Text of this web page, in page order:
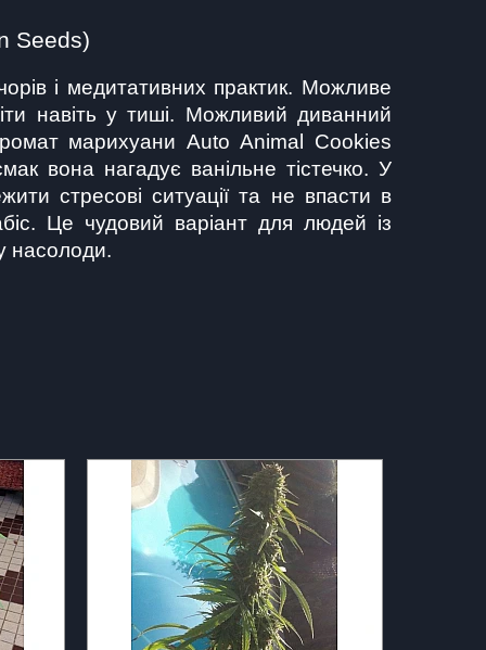
Seeds)
і медитативних практик. Можливе
навіть у тиші. Можливий диванний
марихуани Auto Animal Cookies
вона нагадує ванільне тістечко. У
стресові ситуації та не впасти в
Це чудовий варіант для людей із
насолоди.